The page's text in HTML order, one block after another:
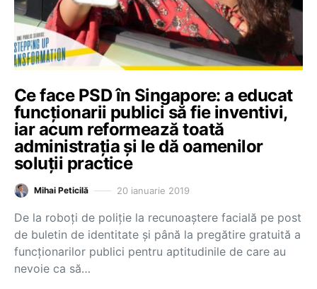
Ce face PSD în Singapore: a educat
funcționarii publici să fie inventivi,
iar acum reformează toată
administrația și le dă oamenilor
soluții practice
Mihai Peticilă 20 ianuarie 2019
De la roboți de poliție la recunoaștere facială pe post
de buletin de identitate și până la pregătire gratuită a
funcționarilor publici pentru aptitudinile de care au
nevoie ca să…